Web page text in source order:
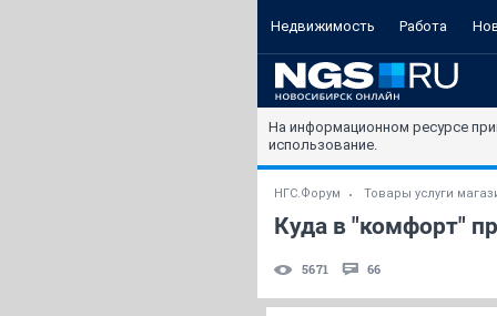
Недвижимость Работа
На информационном ресурсе
использование.
НГС.Форум Товары услуги
Куда в "комфорт"
5671 66